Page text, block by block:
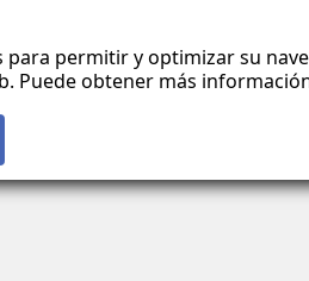
para permitir y optimizar su
Puede obtener más